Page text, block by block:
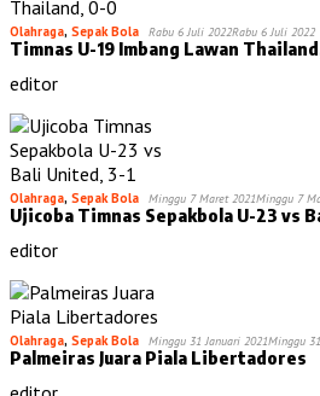
Olahraga, Sepak Bola Rabu 6 Juli 2022Rabu 6 Juli 2022
Timnas U-19 Imbang Lawan
editor
Olahraga, Sepak Bola Minggu 7 Maret 2021Minggu 7
Ujicoba Timnas Sepakbola U-23 vs
editor
Olahraga, Sepak Bola Minggu 31 Januari 2021Minggu
Palmeiras Juara Piala Libertadores